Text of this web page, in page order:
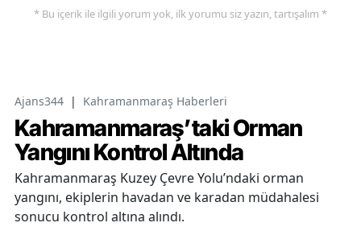
* Bu içerik ile ilgili yorum yok, ilk yorumu siz yazın, tartışalım *
Ajans344 | Kahramanmaraş Haberleri
Kahramanmaraş’taki Orman
Yangını Kontrol Altında
Kahramanmaraş Kuzey Çevre Yolu’ndaki orman
yangını, ekiplerin havadan ve karadan müdahalesi
sonucu kontrol altına alındı.